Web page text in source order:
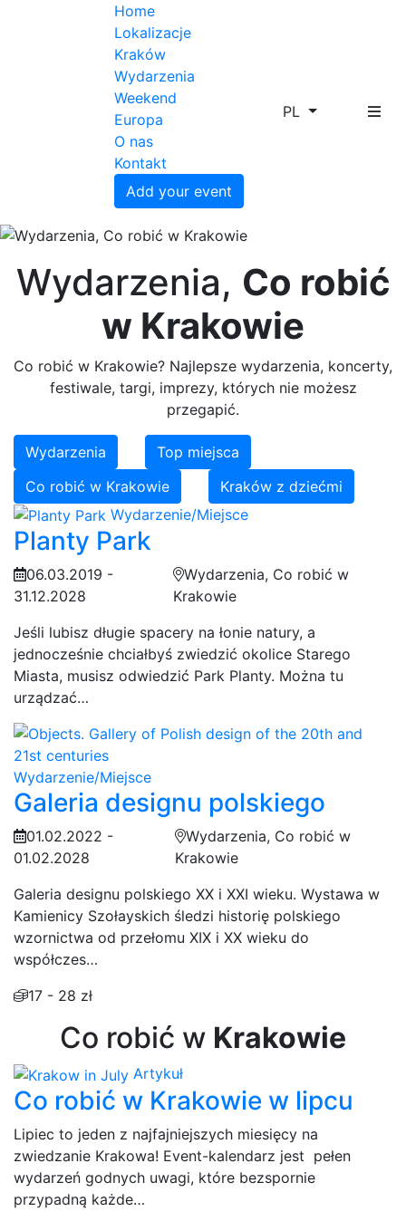
Home
Lokalizacje
Kraków
Wydarzenia
Weekend
Europa
O nas
Kontakt
Add your event
PL
Wydarzenia, Co robić
w Krakowie
Co robić w Krakowie? Najlepsze wydarzenia, koncerty,
festiwale, targi, imprezy, których nie możesz
przegapić.
Wydarzenia
Top miejsca
Co robić w Krakowie
Kraków z dziećmi
Wydarzenie/Miejsce
Planty Park
06.03.2019 -
31.12.2028
Wydarzenia, Co robić w
Krakowie
Jeśli lubisz długie spacery na łonie natury, a
jednocześnie chciałbyś zwiedzić okolice Starego
Miasta, musisz odwiedzić Park Planty. Można tu
urządzać…
Wydarzenie/Miejsce
Galeria designu polskiego
01.02.2022 -
01.02.2028
Wydarzenia, Co robić w
Krakowie
Galeria designu polskiego XX i XXI wieku. Wystawa w
Kamienicy Szołayskich śledzi historię polskiego
wzornictwa od przełomu XIX i XX wieku do
współczes…
17 - 28 zł
Co robić w Krakowie
Artykuł
Co robić w Krakowie w lipcu
Lipiec to jeden z najfajniejszych miesięcy na
zwiedzanie Krakowa! Event-kalendarz jest pełen
wydarzeń godnych uwagi, które bezspornie
przypadną każde…